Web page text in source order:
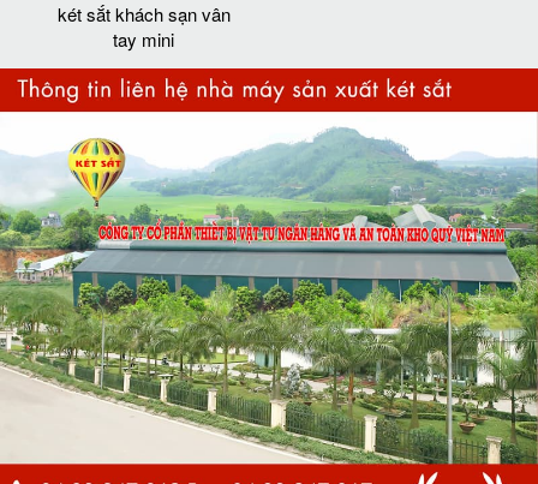
két sắt khách sạn vân
tay mini